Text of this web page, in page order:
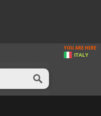
YOU ARE HERE
ITALY